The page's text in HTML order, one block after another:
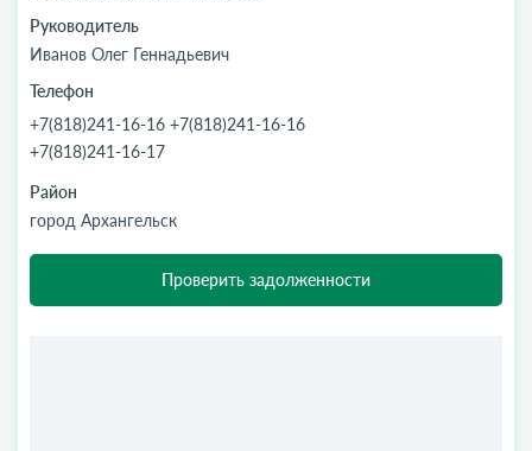
Руководитель
Иванов Олег Геннадьевич
Телефон
+7(818)241-16-16 +7(818)241-16-16
+7(818)241-16-17
Район
город Архангельск
Проверить задолженности